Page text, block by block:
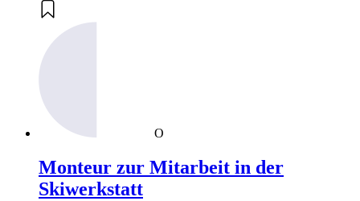
O
Monteur zur Mitarbeit in der
Skiwerkstatt